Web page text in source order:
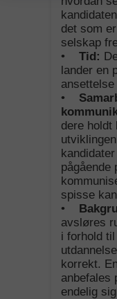
det som
selskap
• Tid:
lander en
•
dere holdt
pågående
spisse
•
avsløres
i forhold
korrekt.
anbefales
endelig